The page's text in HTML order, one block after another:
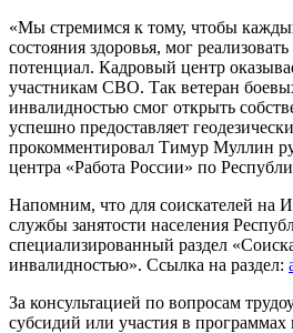
«Мы стремимся к тому, чтобы
состояния здоровья, мог
потенциал. Кадровый центр
участникам СВО. Так ветеран
инвалидностью смог открыть
успешно предоставляет
прокомментировал Тимур Муллин
центра «Работа России» по
Напомним, что для соискателей на
службы занятости населения
специализированный раздел
инвалидностью». Ссылка на раздел:
За консультацией по вопросам
субсидий или участия в